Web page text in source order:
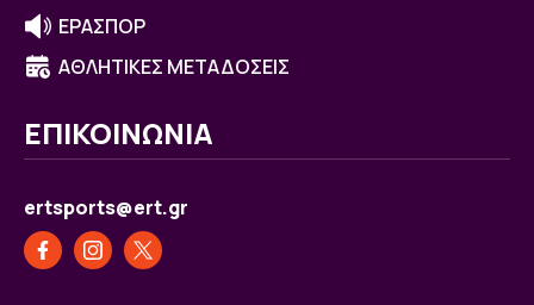
ΕΡΑΣΠΟΡ
ΑΘΛΗΤΙΚΕΣ ΜΕΤΑΔΟΣΕΙΣ
ΕΠΙΚΟΙΝΩΝΙΑ
ertsports@ert.gr